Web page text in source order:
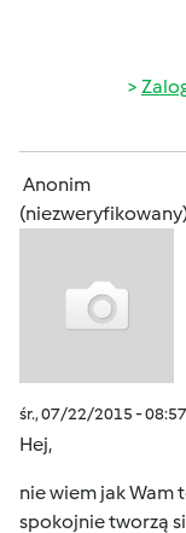
Anonim
śr., 07/22/2015 - 08:57
Hej,
nie wiem jak Wam
spokojnie tworzą